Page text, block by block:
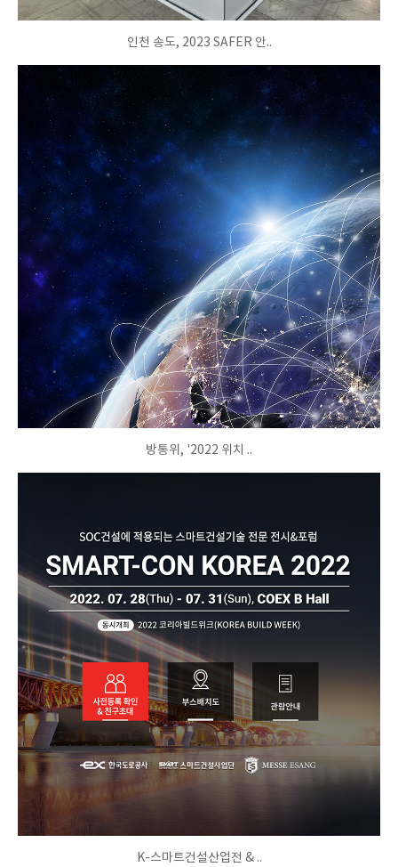
인천 송도, 2023 SAFER 안..
방통위, '2022 위치 ..
K-스마트건설산업전 & ..